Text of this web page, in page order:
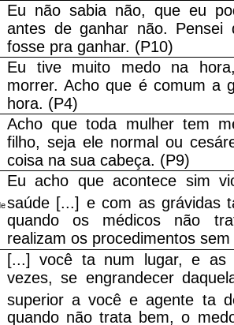
Eu não sabia não, que eu
antes de ganhar não. Pensei
fosse pra ganhar. (P10)
Eu tive muito medo na
morrer. Acho que é comum a
hora. (P4)
Acho que toda mulher tem
filho, seja ele normal ou
coisa na sua cabeça. (P9)
Eu acho que acontece sim
saúde [...] e com as grávidas
quando os médicos não
realizam os procedimentos
[...] você ta num lugar, e as
vezes, se engrandecer
superior a você e agente ta
quando não trata bem, o